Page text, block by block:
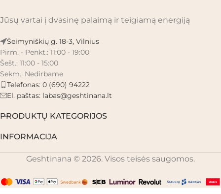
Jūsų vartai į dvasinę palaimą ir teigiamą energiją
Šeimyniškių g. 18-3, Vilnius
Pirm. - Penkt.: 11:00 - 19:00
Šešt.: 11:00 - 15:00
Sekm.: Nedirbame
Telefonas: 0 (690) 94222
El. paštas: labas@geshtinana.lt
PRODUKTŲ KATEGORIJOS
INFORMACIJA
Geshtinana © 2026. Visos teisės saugomos.